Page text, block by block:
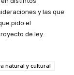
y las que
pido el
de ley.
natural y cultural